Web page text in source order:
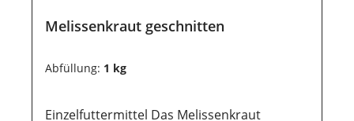
Melissenkraut geschnitten
Abfüllung: 1 kg
Einzelfuttermittel Das Melissenkraut